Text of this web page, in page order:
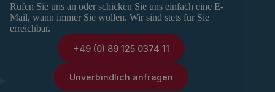
Rufen Sie uns an oder schicken Sie uns einfach eine E-
Mail, wann immer Sie wollen. Wir sind stets für Sie
erreichbar.
+49 (0) 89 125 0374 11
Unverbindlich anfragen